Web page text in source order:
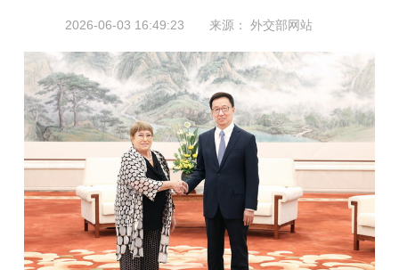
图片
发改动态 中宏研究 营商环境 新质生产力
地方发展
2026-06-03 16:49:23 来源： 外交部网站